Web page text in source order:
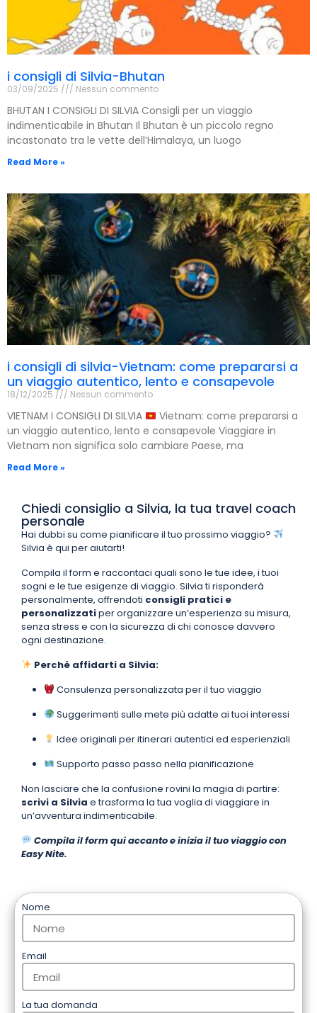
i consigli di Silvia-Bhutan
03/09/2025 Nessun commento
BHUTAN I CONSIGLI DI SILVIA Consigli per un viaggio
indimenticabile in Bhutan Il Bhutan è un piccolo regno
incastonato tra le vette dell’Himalaya, un luogo
Read More »
i consigli di silvia-Vietnam: come prepararsi a
un viaggio autentico, lento e consapevole
18/12/2025 Nessun commento
VIETNAM I CONSIGLI DI SILVIA
Vietnam: come prepararsi a
un viaggio autentico, lento e consapevole Viaggiare in
Vietnam non significa solo cambiare Paese, ma
Read More »
Chiedi consiglio a Silvia, la tua travel coach
personale
Hai dubbi su come pianificare il tuo prossimo viaggio?
Silvia è qui per aiutarti!
Compila il form e raccontaci quali sono le tue idee, i tuoi
sogni e le tue esigenze di viaggio. Silvia ti risponderà
personalmente, offrendoti consigli pratici e
personalizzatiper organizzare un’esperienza su misura,
senza stress e con la sicurezza di chi conosce davvero
ogni destinazione.
Perché affidarti a Silvia:
Consulenza personalizzata per il tuo viaggio
Suggerimenti sulle mete più adatte ai tuoi interessi
Idee originali per itinerari autentici ed esperienziali
Supporto passo passo nella pianificazione
Non lasciare che la confusione rovini la magia di partire:
scrivi a Silvia e trasforma la tua voglia di viaggiare in
un’avventura indimenticabile.
Compila il form qui accanto e inizia il tuo viaggio con
Easy Nite.
Nome
Email
La tua domanda